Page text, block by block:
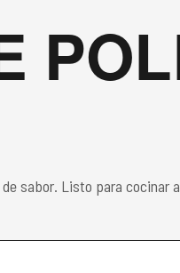
sabor. Listo para